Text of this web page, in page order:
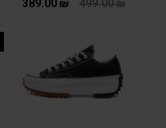
499.00₪
389.00 ₪